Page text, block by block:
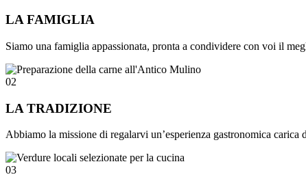
LA FAMIGLIA
Siamo una famiglia appassionata, pronta a condividere con voi il
02
LA TRADIZIONE
Abbiamo la missione di regalarvi un’esperienza gastronomica carica
03